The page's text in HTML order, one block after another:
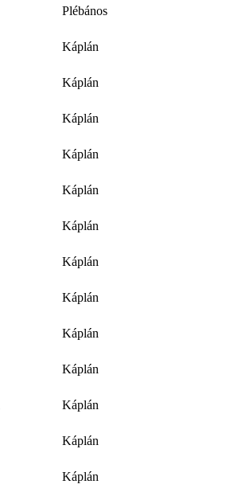
Plébános
Káplán
Káplán
Káplán
Káplán
Káplán
Káplán
Káplán
Káplán
Káplán
Káplán
Káplán
Káplán
Káplán